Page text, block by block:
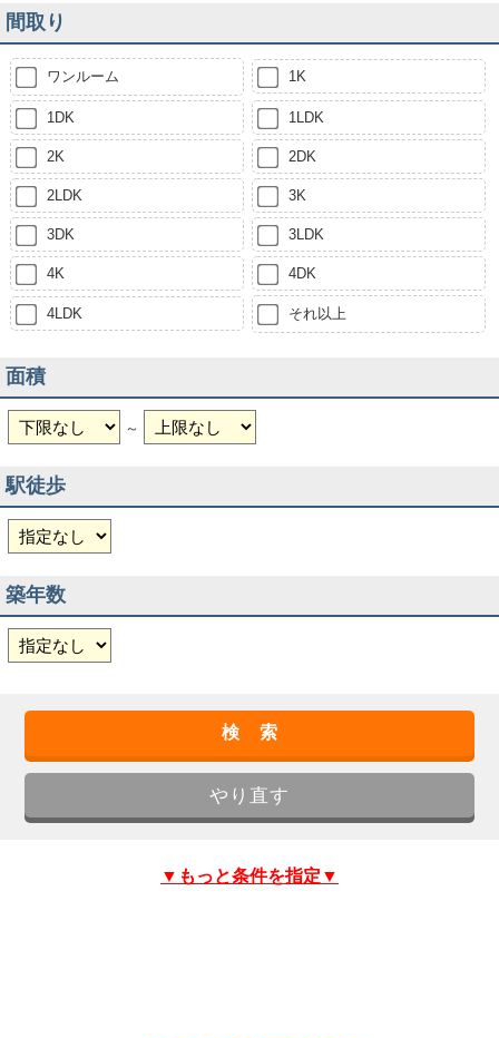
間取り
ワンルーム 1K
1DK 1LDK
2K 2DK
2LDK 3K
3DK 3LDK
4K 4DK
4LDK それ以上
面積
～
駅徒歩
築年数
▼もっと条件を指定▼